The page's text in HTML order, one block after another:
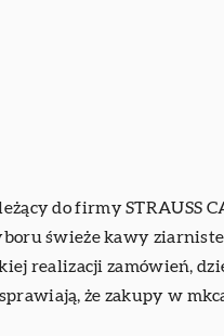
do firmy STRAUSS
świeże kawy
realizacji zamówień,
że zakupy w